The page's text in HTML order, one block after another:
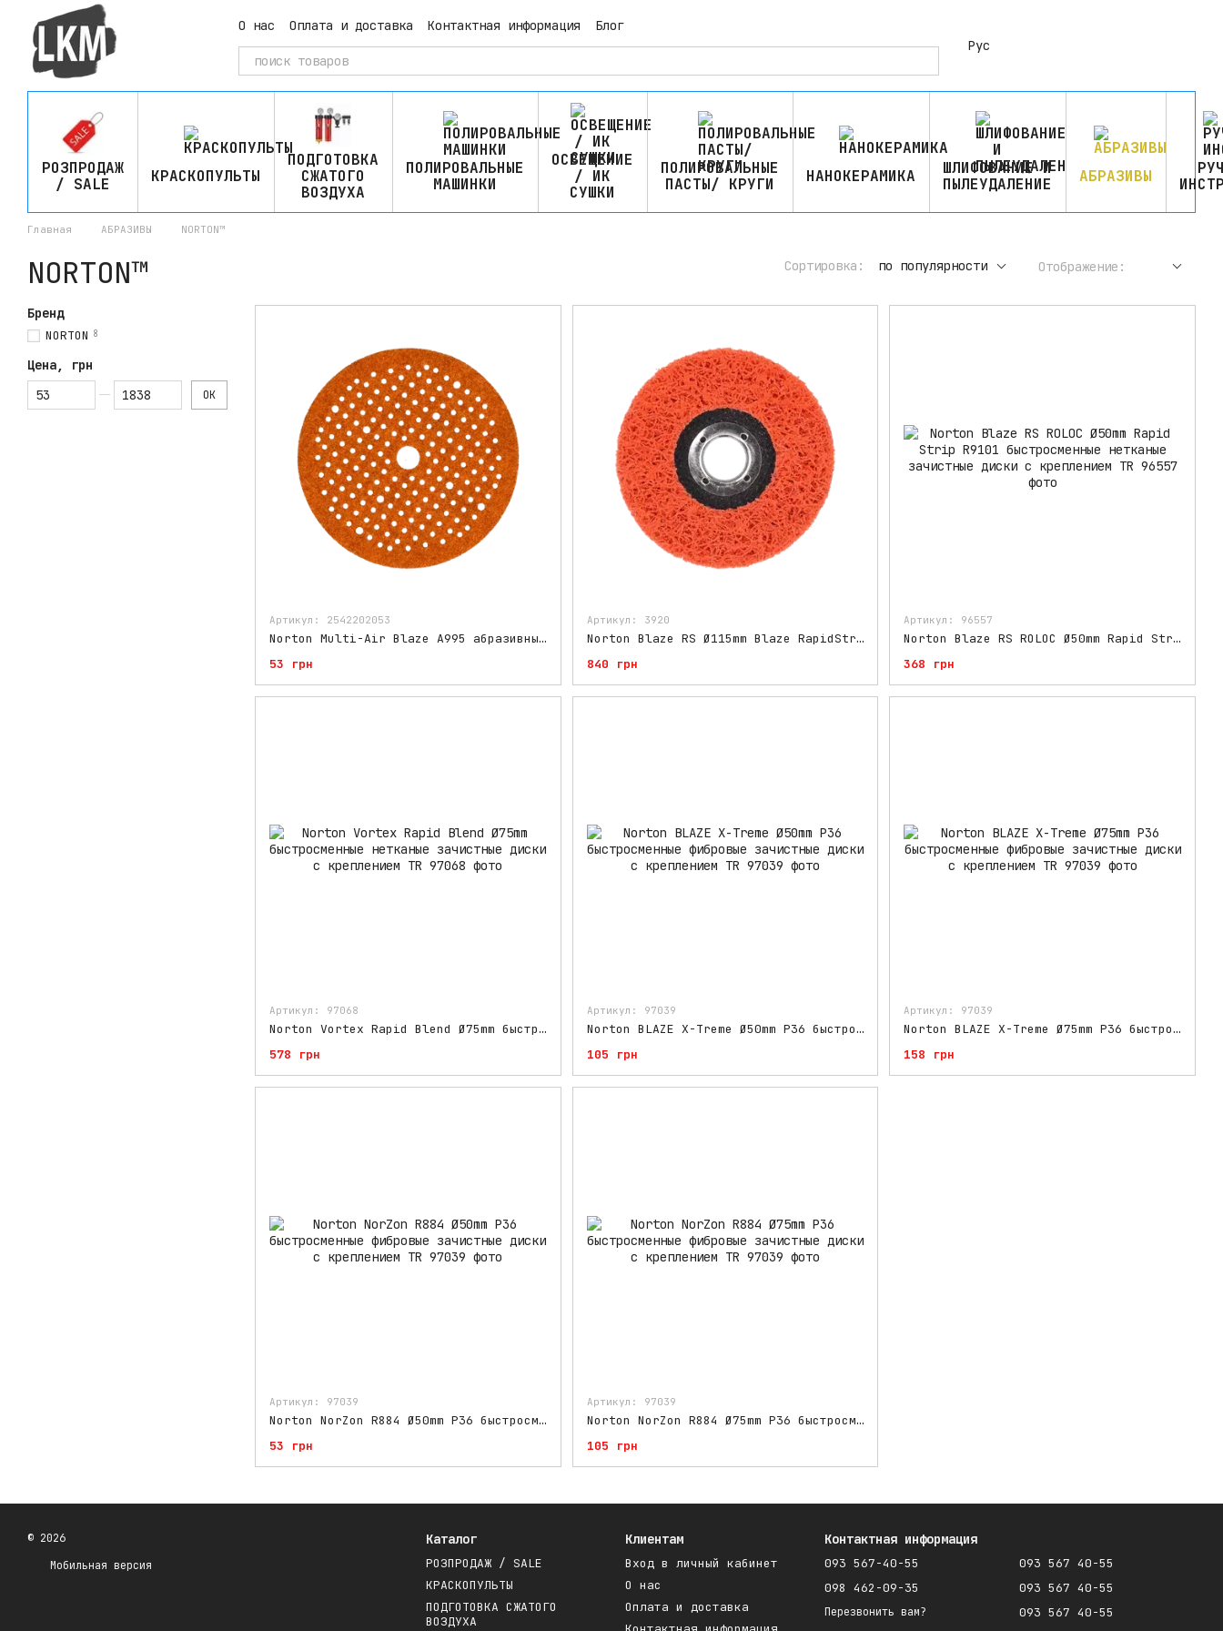
Перейти к основному контенту
О нас Оплата и доставка Контактная информация
Блог
Рус
РОЗПРОДАЖ
/ SALE
КРАСКОПУЛЬТЫ
ПОДГОТОВКА
СЖАТОГО
ВОЗДУХА
ПОЛИРОВАЛЬНЫЕ
МАШИНКИ
ОСВЕЩЕНИЕ
/ ИК
СУШКИ
ПОЛИРОВАЛЬНЫЕ
ПАСТЫ/ КРУГИ
НАНОКЕРАМИКА
ШЛИФОВАНИЕ И
ПЫЛЕУДАЛЕНИЕ
АБРАЗИВЫ
Главная АБРАЗИВЫ NORTON™
NORTON™ Сортировка: по популярности Отображение:
Артикул: 2542202053
Norton Multi-Air Blaze A995 абразивные круги Ø150мм P80 /120/150/180/240/320/400
53 грн
Артикул: 3920
Norton Blaze RS Ø115mm Blaze RapidStrip универсальный зачистной диск
840 грн
Артикул: 96557
Norton Blaze RS ROLOC Ø50mm Rapid Strip R9101 быстросменные нетканые зачистные диски с креплением TR
368 грн
Артикул: 97068
Norton Vortex Rapid Blend Ø75mm быстросменные нетканые зачистные диски с креплением TR
578 грн
Артикул: 97039
Norton BLAZE X-Treme Ø50mm P36 быстросменные фибровые зачистные диски с креплением TR
105 грн
Артикул: 97039
Norton BLAZE X-Treme Ø75mm P36 быстросменные фибровые зачистные диски с креплением TR
158 грн
Артикул: 97039
Norton NorZon R884 Ø50mm P36 быстросменные фибровые зачистные диски с креплением TR
53 грн
Артикул: 97039
Norton NorZon R884 Ø75mm P36 быстросменные фибровые зачистные диски с креплением TR
105 грн
Бренд
NORTON 8
Цена, грн
От Цена, грн
До Цена, грн OK
© 2026
Мобильная версия
Каталог
РОЗПРОДАЖ / SALE
КРАСКОПУЛЬТЫ
ПОДГОТОВКА СЖАТОГО
ВОЗДУХА
Клиентам
Вход в личный кабинет
О нас
Оплата и доставка
Контактная информация
093 567-40-55
098 462-09-35
Перезвонить вам?
093 567 40-55
093 567 40-55
093 567 40-55